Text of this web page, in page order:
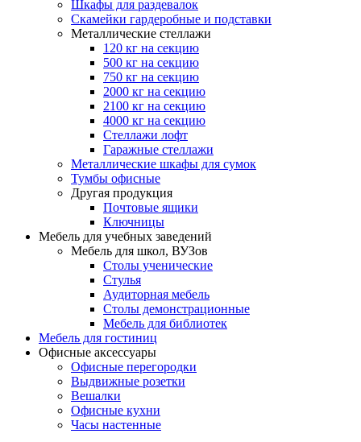
Шкафы для раздевалок
Скамейки гардеробные и подставки
Металлические стеллажи
120 кг на секцию
500 кг на секцию
750 кг на секцию
2000 кг на секцию
2100 кг на секцию
4000 кг на секцию
Стеллажи лофт
Гаражные стеллажи
Металлические шкафы для сумок
Тумбы офисные
Другая продукция
Почтовые ящики
Ключницы
Мебель для учебных заведений
Мебель для школ, ВУЗов
Столы ученические
Стулья
Аудиторная мебель
Столы демонстрационные
Мебель для библиотек
Мебель для гостиниц
Офисные аксессуары
Офисные перегородки
Выдвижные розетки
Вешалки
Офисные кухни
Часы настенные